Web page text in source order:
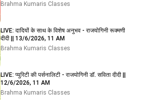
Brahma Kumaris Classes
LIVE: दादियों के साथ के विशेष अनुभव - राजयोगिनी रूक्मणी
दीदी || 13/6/2026, 11 AM
Brahma Kumaris Classes
LIVE: प्युरिटी की पर्सनालिटी - राजयोगिनी डॉ. सविता दीदी ||
12/6/2026, 11 AM
Brahma Kumaris Classes